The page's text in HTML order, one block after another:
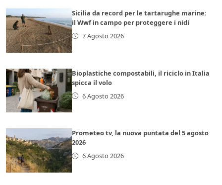
Sicilia da record per le tartarughe marine:
il Wwf in campo per proteggere i nidi
7 Agosto 2026
Bioplastiche compostabili, il riciclo in Italia
spicca il volo
6 Agosto 2026
Prometeo tv, la nuova puntata del 5 agosto
2026
6 Agosto 2026